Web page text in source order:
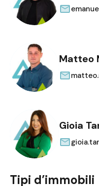
Matteo
Gioia
Tipi d’immobili